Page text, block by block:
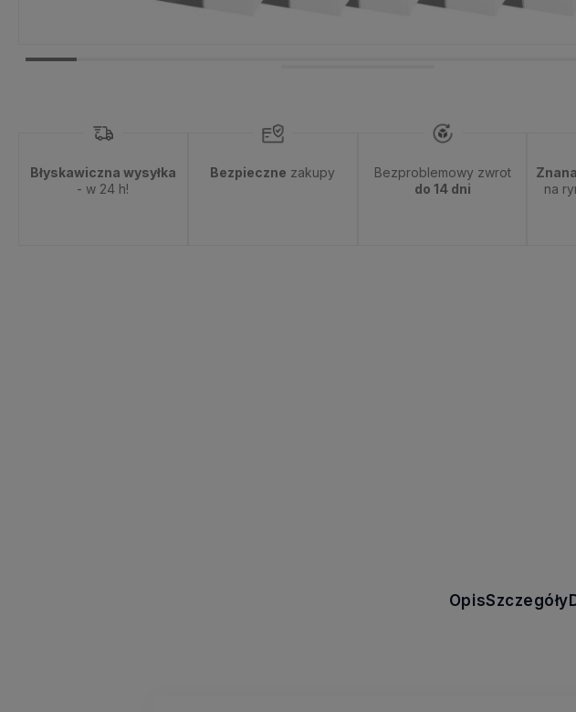
Błyskawiczna wysyłka
- w 24 h!
Bezpieczne zakupy
Bezproblemowy zwrot
do 14 dni
na
OpisSzczegóły